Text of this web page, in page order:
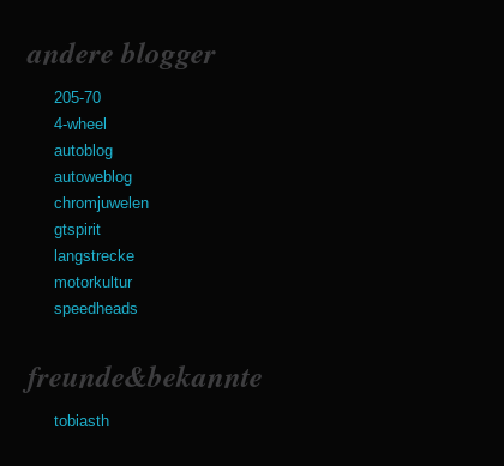
andere blogger
205-70
4-wheel
autoblog
autoweblog
chromjuwelen
gtspirit
langstrecke
motorkultur
speedheads
freunde&bekannte
tobiasth